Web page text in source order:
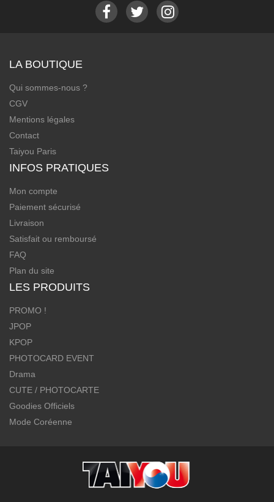
LA BOUTIQUE
Qui sommes-nous ?
CGV
Mentions légales
Contact
Taiyou Paris
INFOS PRATIQUES
Mon compte
Paiement sécurisé
Livraison
Satisfait ou remboursé
FAQ
Plan du site
LES PRODUITS
PROMO !
JPOP
KPOP
PHOTOCARD EVENT
Drama
CUTE / PHOTOCARTE
Goodies Officiels
Mode Coréenne